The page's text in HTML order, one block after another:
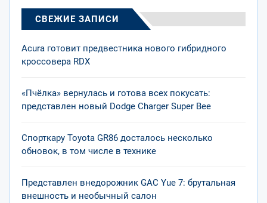
СВЕЖИЕ ЗАПИСИ
Acura готовит предвестника нового гибридного
кроссовера RDX
«Пчёлка» вернулась и готова всех покусать:
представлен новый Dodge Charger Super Bee
Спорткару Toyota GR86 досталось несколько
обновок, в том числе в технике
Представлен внедорожник GAC Yue 7: брутальная
внешность и необычный салон